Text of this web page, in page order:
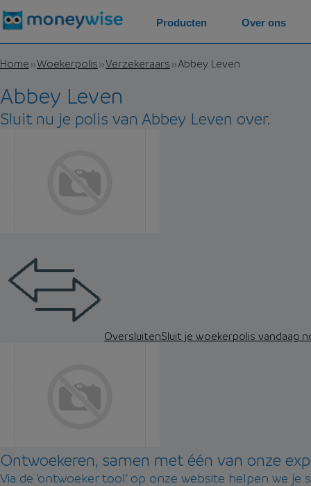
Home Woekerpolis Verzekeraars Abbey Leven
Abbey Leven
Sluit nu je polis van Abbey Leven over.
OversluitenSluit je woekerpolis vandaag
Ontwoekeren, samen met één van onze
Via de 'ontwoeker tool' op onze website helpen we je
Producten Over ons